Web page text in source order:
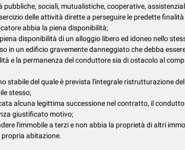
sociali, mutualistiche, cooperative,
delle attività dirette a perseguire le predette
abbia la piena disponibilità;
disponibilità di un alloggio libero ed idoneo nello
in un edificio gravemente danneggiato che debba
e la permanenza del conduttore sia di ostacolo al
stabile del quale è prevista l'integrale ristrutturazione
stesso;
alcuna legittima successione nel contratto, il
giustificato motivo;
l'immobile a terzi e non abbia la proprietà di altri
abitazione.